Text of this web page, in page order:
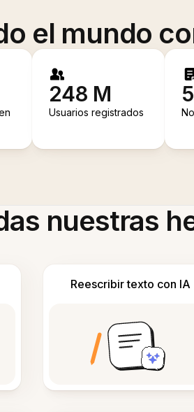
el mundo
248 M
Usuarios registrados
nuestras
Reescribir texto con IA